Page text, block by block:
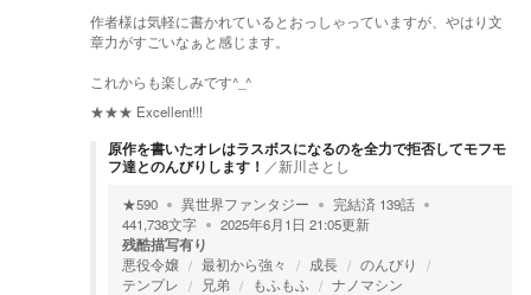
作者様は気軽に書かれているとおっしゃっていますが、やはり文
章力がすごいなぁと感じます。
これからも楽しみです^_^
★★★ Excellent!!!
原作を書いたオレはラスボスになるのを全力で拒否してモフモ
フ達とのんびりします！ ／新川さとし
★590 異世界ファンタジー 完結済 139話
441,738文字 2025年6月1日 21:05更新
残酷描写有り
悪役令嬢 最初から強々 成長
のんびり
テンプレ
兄弟 もふもふ ナノマシン